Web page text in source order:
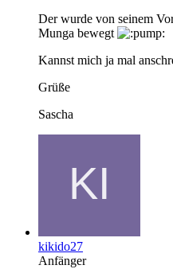
Der wurde von seinem
Munga bewegt
Kannst mich ja mal
Grüße
Sascha
kikido27
Anfänger